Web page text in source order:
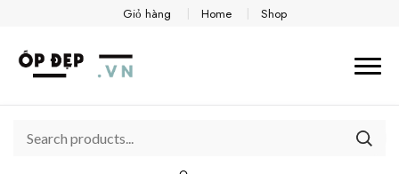
Giỏ hàng Home Shop